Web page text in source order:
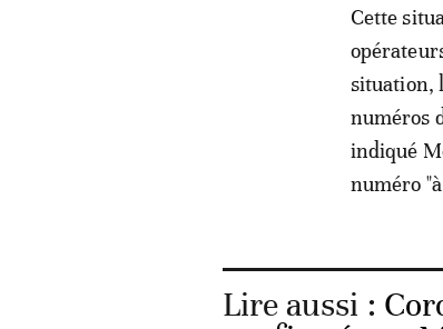
Cette
situation,
numéros
indiqué
numéro
Lire aussi :